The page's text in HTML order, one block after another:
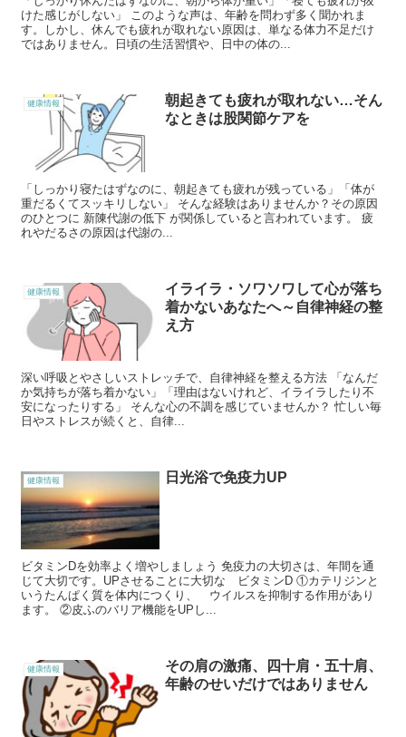
けた感じがしない」 このような声は、年齢を問わず多く聞かれま
す。しかし、休んでも疲れが取れない原因は、単なる体力不足だけ
ではありません。日頃の生活習慣や、日中の体の...
健康情報
朝起きても疲れが取れない…そん
なときは股関節ケアを
「しっかり寝たはずなのに、朝起きても疲れが残っている」「体が
重だるくてスッキリしない」 そんな経験はありませんか？その原因
のひとつに 新陳代謝の低下 が関係していると言われています。 疲
れやだるさの原因は代謝の...
健康情報
イライラ・ソワソワして心が落ち
着かないあなたへ～自律神経の整
え方
深い呼吸とやさしいストレッチで、自律神経を整える方法 「なんだ
か気持ちが落ち着かない」「理由はないけれど、イライラしたり不
安になったりする」 そんな心の不調を感じていませんか？ 忙しい毎
日やストレスが続くと、自律...
健康情報 日光浴で免疫力UP
ビタミンDを効率よく増やしましょう 免疫力の大切さは、年間を通
じて大切です。UPさせることに大切な ビタミンD ①カテリジンと
いうたんぱく質を体内につくり、 ウイルスを抑制する作用があり
ます。 ②皮ふのバリア機能をUPし...
健康情報
その肩の激痛、四十肩・五十肩、
年齢のせいだけではありません